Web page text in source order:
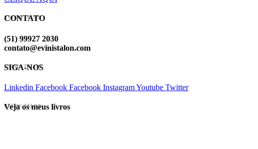
EVINIS TALON
CONTATO
(51) 99927 2030
contato@evinistalon.com
EVINIS TALON
SIGA-NOS
Linkedin Facebook Facebook InstagramYoutube Twitter
EVINIS TALON
Veja os meus livros